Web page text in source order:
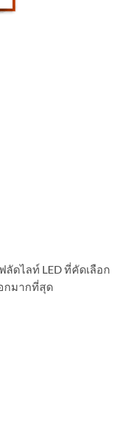
ดไลท์ LED ที่คัดเลือก
กมากที่สุด